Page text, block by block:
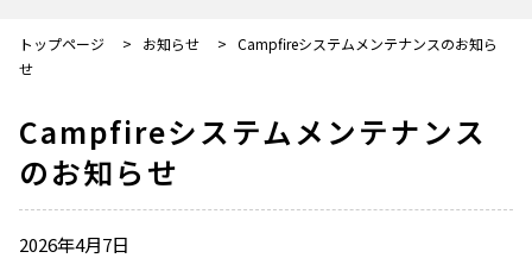
トップページ > お知らせ > Campfireシステムメンテナンスのお知ら
せ
Campfireシステムメンテナンス
のお知らせ
2026年4月7日